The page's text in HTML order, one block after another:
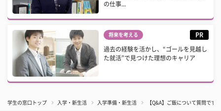
の仕事...
将来を考える PR
過去の経験を活かし、“ゴールを見越し
た就活”で見つけた理想のキャリア
学生の窓口トップ 入学・新生活 入学準備・新生活 【Q&A】ご飯について質問です